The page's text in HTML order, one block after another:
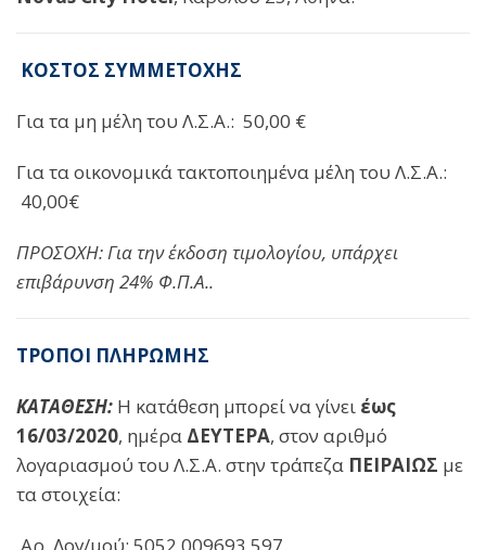
ΚΟΣΤΟΣ ΣΥΜΜΕΤΟΧΗΣ
Για τα μη μέλη του Λ.Σ.Α.: 50,00 €
Για τα οικονομικά τακτοποιημένα μέλη του Λ.Σ.Α.:
40,00€
ΠΡΟΣΟΧΗ: Για την έκδοση τιμολογίου, υπάρχει
επιβάρυνση 24% Φ.Π.Α..
ΤΡΟΠΟΙ ΠΛΗΡΩΜΗΣ
ΚΑΤΑΘΕΣΗ: Η κατάθεση μπορεί να γίνει έως
16/03/2020, ημέρα ΔΕΥΤΕΡΑ, στον αριθμό
λογαριασμού του Λ.Σ.Α. στην τράπεζα ΠΕΙΡΑΙΩΣ με
τα στοιχεία: